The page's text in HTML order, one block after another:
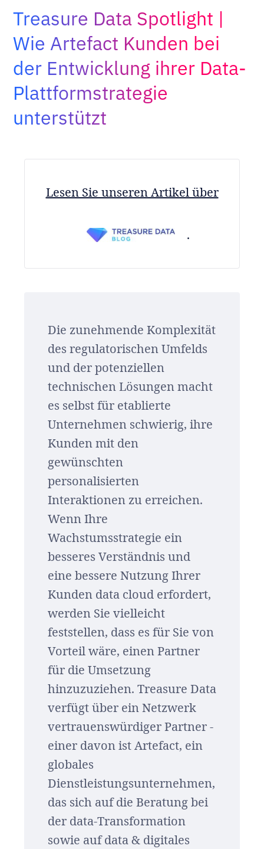
nach:
DE
Treasure Data Spotlight |
Wie Artefact Kunden bei
der Entwicklung ihrer Data-
Plattformstrategie
unterstützt
Lesen Sie unseren Artikel über
.
Die zunehmende Komplexität
des regulatorischen Umfelds
und der potenziellen
technischen Lösungen macht
es selbst für etablierte
Unternehmen schwierig, ihre
Kunden mit den
gewünschten
personalisierten
Interaktionen zu erreichen.
Wenn Ihre
Wachstumsstrategie ein
besseres Verständnis und
eine bessere Nutzung Ihrer
Kunden data cloud erfordert,
werden Sie vielleicht
feststellen, dass es für Sie von
Vorteil wäre, einen Partner
für die Umsetzung
hinzuzuziehen. Treasure Data
verfügt über ein Netzwerk
vertrauenswürdiger Partner -
einer davon ist Artefact, ein
globales
Dienstleistungsunternehmen,
das sich auf die Beratung bei
der data-Transformation
sowie auf data & digitales